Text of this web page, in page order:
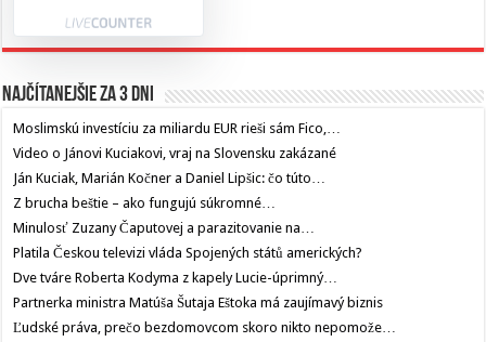
Najčítanejšie za 3 dni
Moslimskú investíciu za miliardu EUR rieši sám Fico,…
Video o Jánovi Kuciakovi, vraj na Slovensku zakázané
Ján Kuciak, Marián Kočner a Daniel Lipšic: čo túto…
Z brucha beštie – ako fungujú súkromné…
Minulosť Zuzany Čaputovej a parazitovanie na…
Platila Českou televizi vláda Spojených států amerických?
Dve tváre Roberta Kodyma z kapely Lucie-úprimný…
Partnerka ministra Matúša Šutaja Eštoka má zaujímavý biznis
Ľudské práva, prečo bezdomovcom skoro nikto nepomože…